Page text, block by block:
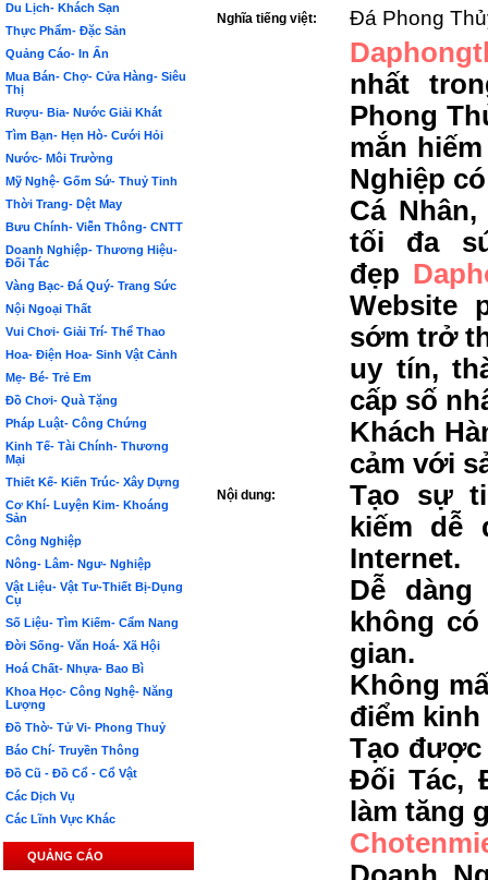
Du Lịch- Khách Sạn
Thực Phẩm- Đặc Sản
Quảng Cáo- In Ấn
Mua Bán- Chợ- Cửa Hàng- Siêu
Thị
Rượu- Bia- Nước Giải Khát
Tìm Bạn- Hẹn Hò- Cưới Hỏi
Nước- Môi Trường
Mỹ Nghệ- Gốm Sứ- Thuỷ Tinh
Thời Trang- Dệt May
Bưu Chính- Viễn Thông- CNTT
Doanh Nghiệp- Thương Hiệu-
Đối Tác
Vàng Bạc- Đá Quý- Trang Sức
Nội Ngoại Thất
Vui Chơi- Giải Trí- Thể Thao
Hoa- Điện Hoa- Sinh Vật Cảnh
Mẹ- Bé- Trẻ Em
Đồ Chơi- Quà Tặng
Pháp Luật- Công Chứng
Kinh Tế- Tài Chính- Thương
Mại
Thiết Kế- Kiến Trúc- Xây Dựng
Cơ Khí- Luyện Kim- Khoáng
Sản
Công Nghiệp
Nông- Lâm- Ngư- Nghiệp
Vật Liệu- Vật Tư-Thiết Bị-Dụng
Cụ
Số Liệu- Tìm Kiếm- Cẩm Nang
Đời Sống- Văn Hoá- Xã Hội
Hoá Chất- Nhựa- Bao Bì
Khoa Học- Công Nghệ- Năng
Lượng
Đồ Thờ- Tử Vi- Phong Thuỷ
Báo Chí- Truyền Thông
Đồ Cũ - Đồ Cổ - Cổ Vật
Các Dịch Vụ
Các Lĩnh Vực Khác
QUẢNG CÁO
Nghĩa tiếng việt: Đá Phong
Nội dung:
nhất
Phong
mắn
Nghiệp
Cá
tối đa
đẹp
Website
sớm trở
uy tín,
cấp số
Khách
cảm với
Tạo sự
kiếm dễ
Internet.
Dễ
không
gian.
Không
điểm kinh
Tạo được
Đối Tác,
làm tăng